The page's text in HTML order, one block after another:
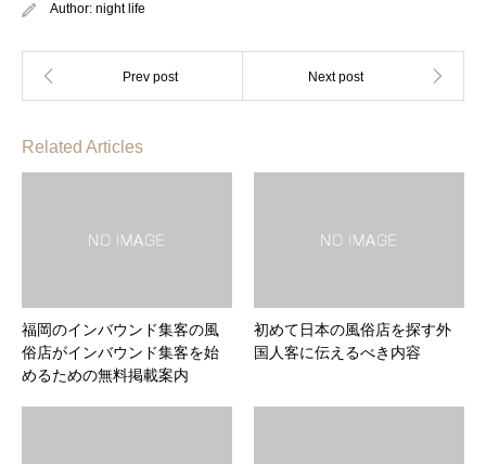
Author: night life
Related Articles
福岡のインバウンド集客の風
俗店がインバウンド集客を始
めるための無料掲載案内
初めて日本の風俗店を探す外
国人客に伝えるべき内容